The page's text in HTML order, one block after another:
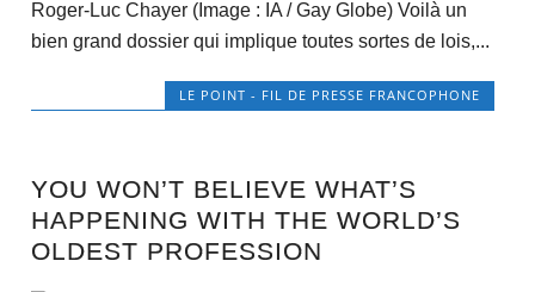
Roger-Luc Chayer (Image : IA / Gay Globe) Voilà un
bien grand dossier qui implique toutes sortes de lois,...
LE POINT - FIL DE PRESSE FRANCOPHONE
YOU WON’T BELIEVE WHAT’S
HAPPENING WITH THE WORLD’S
OLDEST PROFESSION